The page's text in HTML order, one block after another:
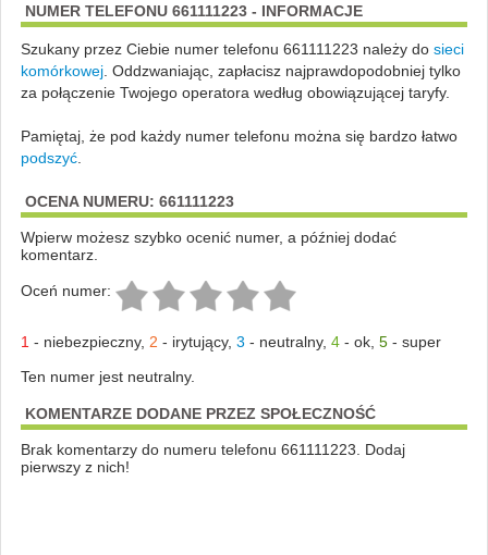
NUMER TELEFONU 661111223 - INFORMACJE
Szukany przez Ciebie numer telefonu 661111223 należy do sieci
komórkowej. Oddzwaniając, zapłacisz najprawdopodobniej tylko
za połączenie Twojego operatora według obowiązującej taryfy.
Pamiętaj, że pod każdy numer telefonu można się bardzo łatwo
podszyć.
OCENA NUMERU: 661111223
Wpierw możesz szybko ocenić numer, a później dodać
komentarz.
Oceń numer:
1 - niebezpieczny, 2 - irytujący, 3 - neutralny, 4- ok, 5- super
Ten numer jest neutralny.
KOMENTARZE DODANE PRZEZ SPOŁECZNOŚĆ
Brak komentarzy do numeru telefonu 661111223. Dodaj
pierwszy z nich!